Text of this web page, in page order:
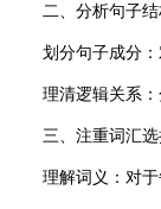
二、分析句子结
划分句子成分：对
理清逻辑关系：分
三、注重词汇选
理解词义：对于